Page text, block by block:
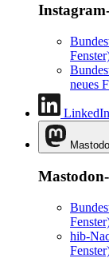
neues
LinkedIn
hib-